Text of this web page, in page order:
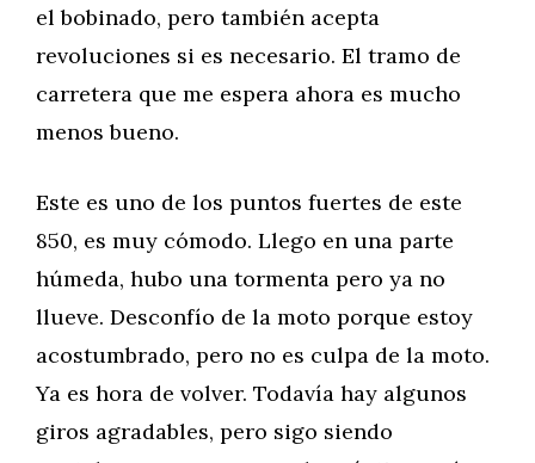
el bobinado, pero también acepta
revoluciones si es necesario. El tramo de
carretera que me espera ahora es mucho
menos bueno.
Este es uno de los puntos fuertes de este
850, es muy cómodo. Llego en una parte
húmeda, hubo una tormenta pero ya no
llueve. Desconfío de la moto porque estoy
acostumbrado, pero no es culpa de la moto.
Ya es hora de volver. Todavía hay algunos
giros agradables, pero sigo siendo